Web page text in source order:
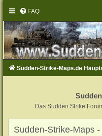
FAQ
Sudden-Strike-Maps.de
Das Sudden Strike
Sudden-Strike-Maps